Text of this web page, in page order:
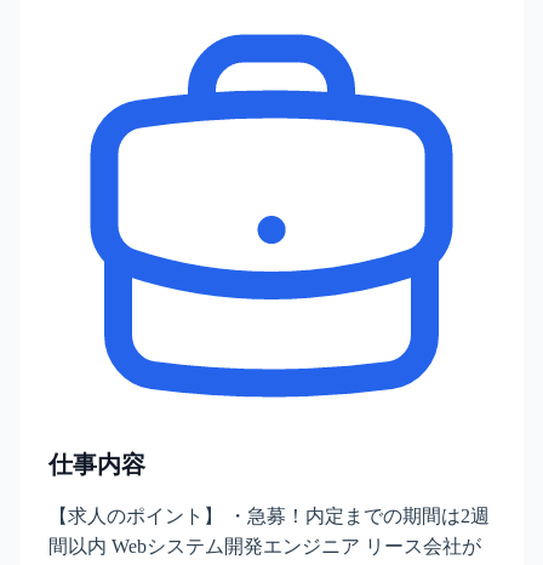
仕事内容
【求人のポイント】 ・急募！内定までの期間は2週
間以内 Webシステム開発エンジニア リース会社が